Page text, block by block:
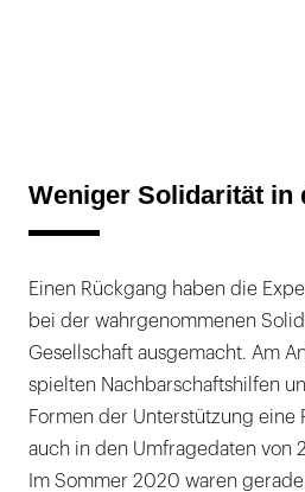
Weniger Solidarität in
Einen Rückgang haben die
bei der wahrgenommenen
Gesellschaft ausgemacht. Am
spielten Nachbarschaftshilfen
Formen der Unterstützung eine
auch in den Umfragedaten von
Im Sommer 2020 waren